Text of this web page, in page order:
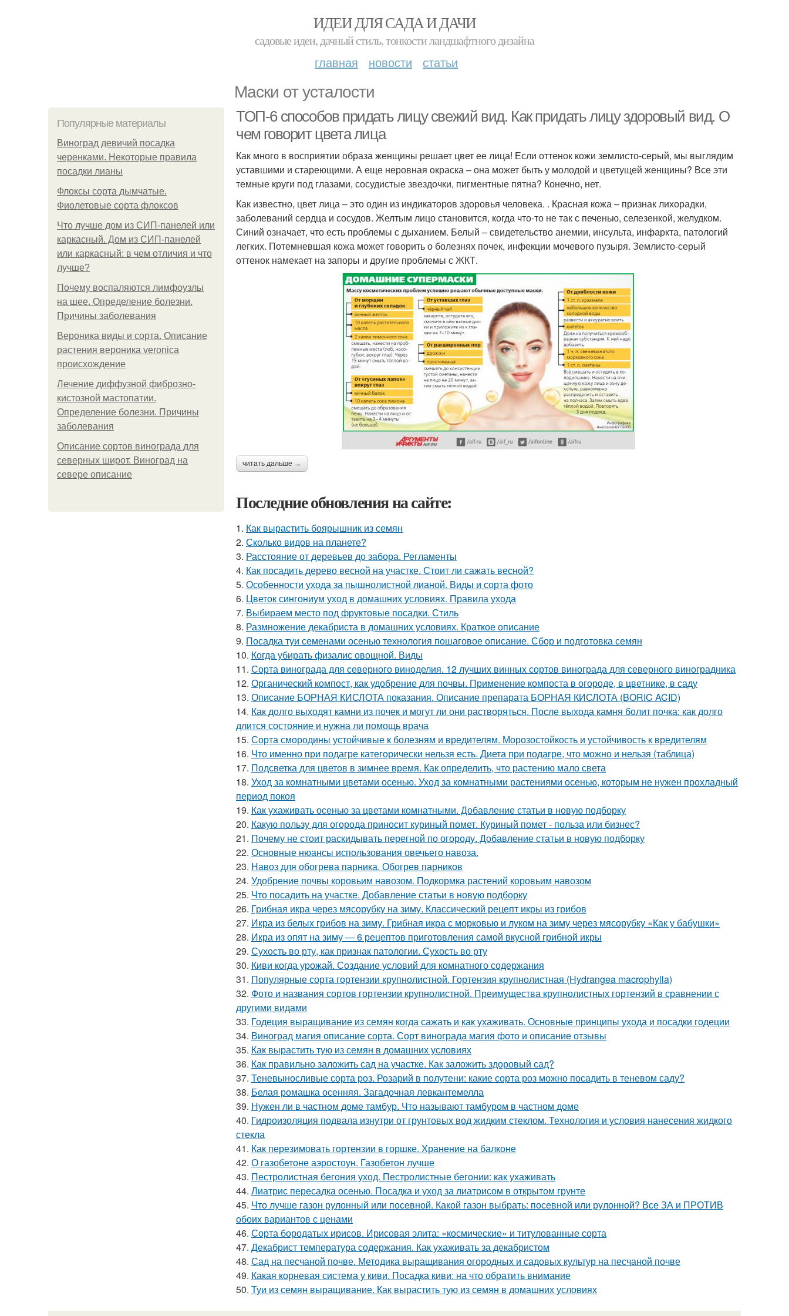
ИДЕИ ДЛЯ САДА И ДАЧИ
садовые идеи, дачный стиль, тонкости ландшафтного дизайна
главная новости статьи
Маски от усталости
Популярные материалы
Виноград девичий посадка
черенками. Некоторые правила
посадки лианы
Флоксы сорта дымчатые.
Фиолетовые сорта флоксов
Что лучше дом из СИП-панелей или
каркасный. Дом из СИП-панелей
или каркасный: в чем отличия и что
лучше?
Почему воспаляются лимфоузлы
на шее. Определение болезни.
Причины заболевания
Вероника виды и сорта. Описание
растения вероника veronica
происхождение
Лечение диффузной фиброзно-
кистозной мастопатии.
Определение болезни. Причины
заболевания
Описание сортов винограда для
северных широт. Виноград на
севере описание
ТОП-6 способов придать лицу свежий вид. Как придать лицу здоровый вид. О
чем говорит цвета лица
Как много в восприятии образа женщины решает цвет ее лица! Если оттенок кожи землисто-серый, мы выглядим
уставшими и стареющими. А еще неровная окраска – она может быть у молодой и цветущей женщины? Все эти
темные круги под глазами, сосудистые звездочки, пигментные пятна? Конечно, нет.
Как известно, цвет лица – это один из индикаторов здоровья человека. . Красная кожа – признак лихорадки,
заболеваний сердца и сосудов. Желтым лицо становится, когда что-то не так с печенью, селезенкой, желудком.
Синий означает, что есть проблемы с дыханием. Белый – свидетельство анемии, инсульта, инфаркта, патологий
легких. Потемневшая кожа может говорить о болезнях почек, инфекции мочевого пузыря. Землисто-серый
оттенок намекает на запоры и другие проблемы с ЖКТ.
читать дальше →
Последние обновления на сайте:
1. Как вырастить боярышник из семян
2. Сколько видов на планете?
3. Расстояние от деревьев до забора. Регламенты
4. Как посадить дерево весной на участке. Стоит ли сажать весной?
5. Особенности ухода за пышнолистной лианой. Виды и сорта фото
6. Цветок сингониум уход в домашних условиях. Правила ухода
7. Выбираем место под фруктовые посадки. Стиль
8. Размножение декабриста в домашних условиях. Краткое описание
9. Посадка туи семенами осенью технология пошаговое описание. Сбор и подготовка семян
10. Когда убирать физалис овощной. Виды
11. Сорта винограда для северного виноделия. 12 лучших винных сортов винограда для северного виноградника
12. Органический компост, как удобрение для почвы. Применение компоста в огороде, в цветнике, в саду
13. Описание БОРНАЯ КИСЛОТА показания. Описание препарата БОРНАЯ КИСЛОТА (BORIC ACID)
14. Как долго выходят камни из почек и могут ли они растворяться. После выхода камня болит почка: как долго
длится состояние и нужна ли помощь врача
15. Сорта смородины устойчивые к болезням и вредителям. Морозостойкость и устойчивость к вредителям
16. Что именно при подагре категорически нельзя есть. Диета при подагре, что можно и нельзя (таблица)
17. Подсветка для цветов в зимнее время. Как определить, что растению мало света
18. Уход за комнатными цветами осенью. Уход за комнатными растениями осенью, которым не нужен прохладный
период покоя
19. Как ухаживать осенью за цветами комнатными. Добавление статьи в новую подборку
20. Какую пользу для огорода приносит куриный помет. Куриный помет - польза или бизнес?
21. Почему не стоит раскидывать перегной по огороду. Добавление статьи в новую подборку
22. Основные нюансы использования овечьего навоза.
23. Навоз для обогрева парника. Обогрев парников
24. Удобрение почвы коровьим навозом. Подкормка растений коровьим навозом
25. Что посадить на участке. Добавление статьи в новую подборку
26. Грибная икра через мясорубку на зиму. Классический рецепт икры из грибов
27. Икра из белых грибов на зиму. Грибная икра с морковью и луком на зиму через мясорубку «Как у бабушки»
28. Икра из опят на зиму — 6 рецептов приготовления самой вкусной грибной икры
29. Сухость во рту, как признак патологии. Сухость во рту
30. Киви когда урожай. Создание условий для комнатного содержания
31. Популярные сорта гортензии крупнолистной. Гортензия крупнолистная (Hydrangea macrophylla)
32. Фото и названия сортов гортензии крупнолистной. Преимущества крупнолистных гортензий в сравнении с
другими видами
33. Годеция выращивание из семян когда сажать и как ухаживать. Основные принципы ухода и посадки годеции
34. Виноград магия описание сорта. Сорт винограда магия фото и описание отзывы
35. Как вырастить тую из семян в домашних условиях
36. Как правильно заложить сад на участке. Как заложить здоровый сад?
37. Теневыносливые сорта роз. Розарий в полутени: какие сорта роз можно посадить в теневом саду?
38. Белая ромашка осенняя. Загадочная левкантемелла
39. Нужен ли в частном доме тамбур. Что называют тамбуром в частном доме
40. Гидроизоляция подвала изнутри от грунтовых вод жидким стеклом. Технология и условия нанесения жидкого
стекла
41. Как перезимовать гортензии в горшке. Хранение на балконе
42. О газобетоне аэростоун. Газобетон лучше
43. Пестролистная бегония уход. Пестролистные бегонии: как ухаживать
44. Лиатрис пересадка осенью. Посадка и уход за лиатрисом в открытом грунте
45. Что лучше газон рулонный или посевной. Какой газон выбрать: посевной или рулонной? Все ЗА и ПРОТИВ
обоих вариантов с ценами
46. Сорта бородатых ирисов. Ирисовая элита: «космические» и титулованные сорта
47. Декабрист температура содержания. Как ухаживать за декабристом
48. Сад на песчаной почве. Методика выращивания огородных и садовых культур на песчаной почве
49. Какая корневая система у киви. Посадка киви: на что обратить внимание
50. Туи из семян выращивание. Как вырастить тую из семян в домашних условиях